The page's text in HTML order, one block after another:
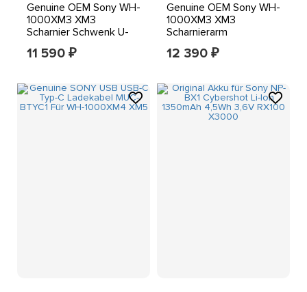
Genuine OEM Sony WH-
1000XM3 XM3
Scharnier Schwenk U-
Metal Halter Ersatzteil
11 590 ₽
Genuine OEM Sony WH-
1000XM3 XM3
Scharnierarm
Aufhängung Ersatzteil
[LINKS]
12 390 ₽